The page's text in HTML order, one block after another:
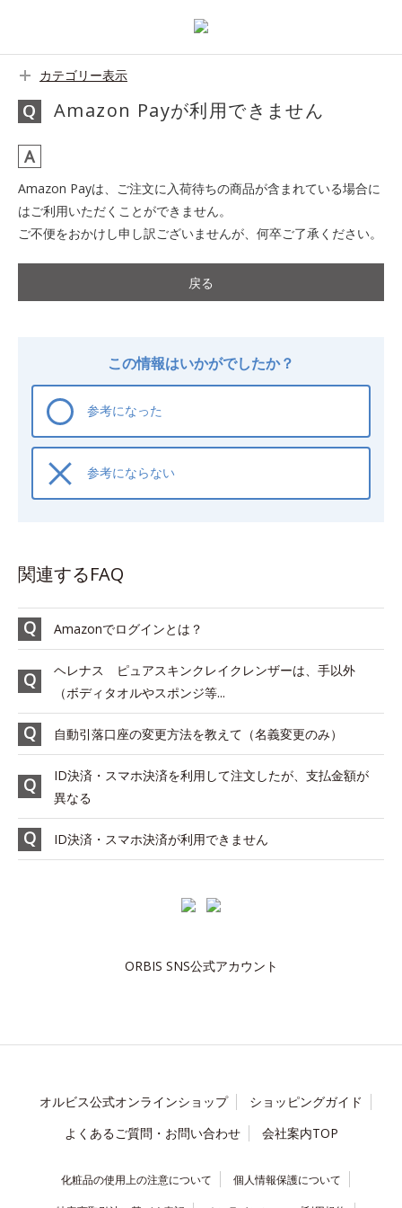
カテゴリー表示
Amazon Payが利用できません
Amazon Payは、ご注文に入荷待ちの商品が含まれている場合に
はご利用いただくことができません。
ご不便をおかけし申し訳ございませんが、何卒ご了承ください。
戻る
この情報はいかがでしたか？
参考になった
参考にならない
関連するFAQ
Amazonでログインとは？
ヘレナス ピュアスキンクレイクレンザーは、手以外
（ボディタオルやスポンジ等...
自動引落口座の変更方法を教えて（名義変更のみ）
ID決済・スマホ決済を利用して注文したが、支払金額が
異なる
ID決済・スマホ決済が利用できません
ORBIS SNS公式アカウント
オルビス公式オンラインショップ
ショッピングガイド
よくあるご質問・お問い合わせ
会社案内TOP
化粧品の使用上の注意について 個人情報保護について